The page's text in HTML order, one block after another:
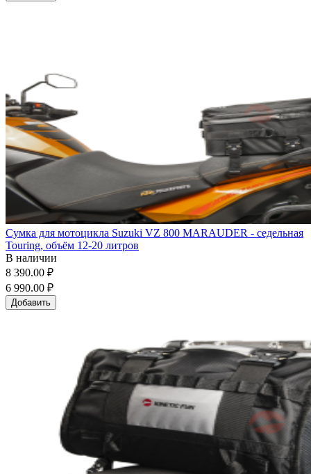
Сумка для мотоцикла Suzuki VZ 800 MARAUDER - седельная
Touring, объём 12-20 литров
В наличии
8 390.00 ₽
6 990.00 ₽
Добавить